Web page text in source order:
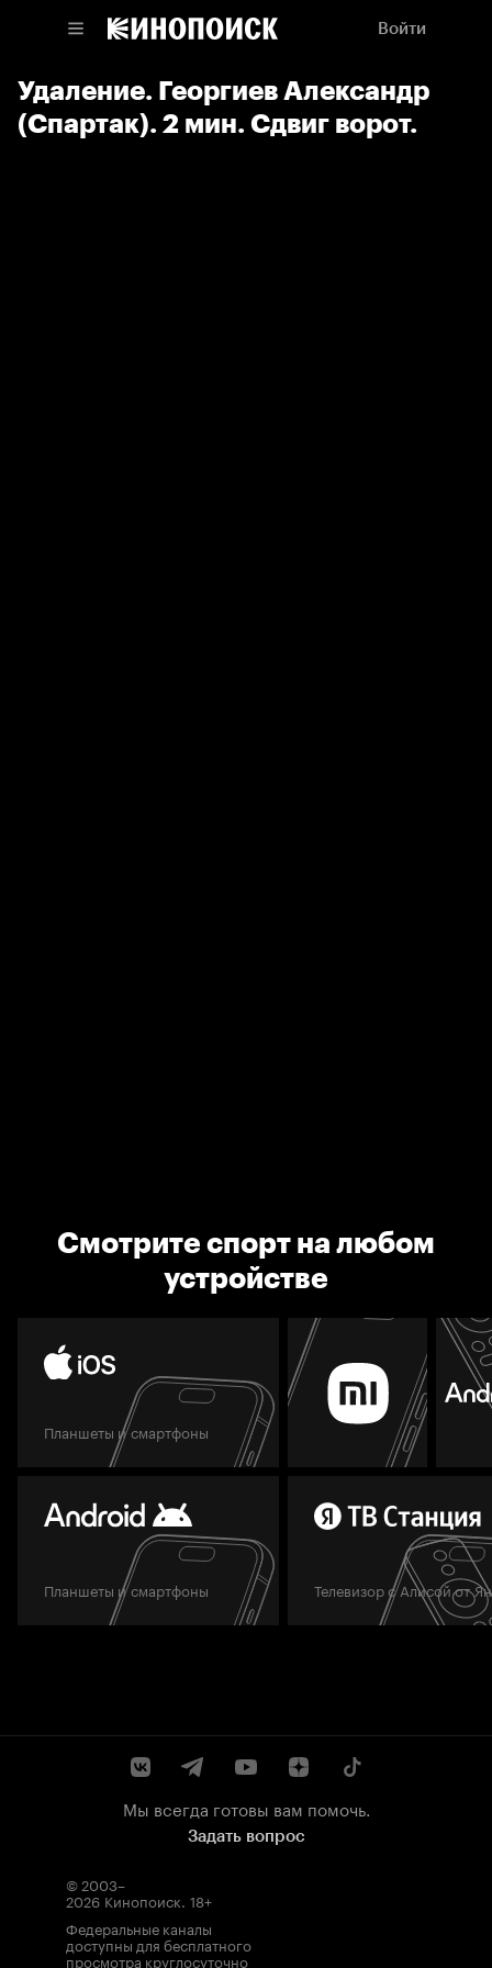
Войти
Удаление. Георгиев Александр
(Спартак). 2 мин. Сдвиг ворот.
Смотрите спорт на любом
устройстве
Планшеты и смартфоны
Планшеты и смартфоны Телевизор с Алисой от
Мы всегда готовы вам помочь.
Задать вопрос
© 2003–
2026 Кинопоиск. 18+
Федеральные каналы
доступны для бесплатного
просмотра круглосуточно